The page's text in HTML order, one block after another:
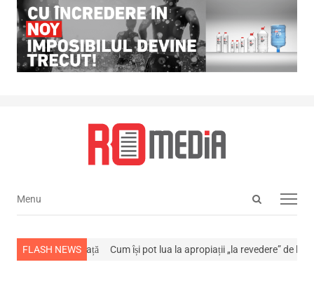
Open
Menu
Menu
FLASH NEWS
stins din viață Cum își pot lua la apropiații „la revedere” de la…